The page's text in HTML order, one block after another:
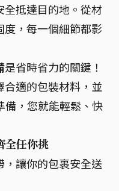
全抵達目的地。從材
，每一個細節都影
是省時省力的關鍵！
適的包裝材料，並
備，您就能輕鬆、快
全任你挑
讓你的包裹安全送